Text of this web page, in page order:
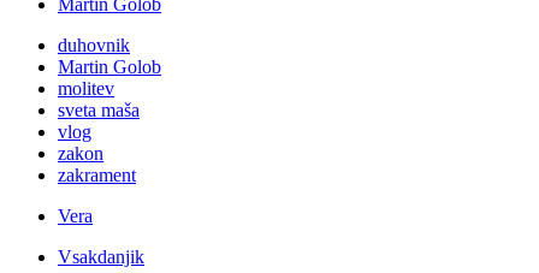
Martin Golob
duhovnik
Martin Golob
molitev
sveta maša
vlog
zakon
zakrament
Vera
Vsakdanjik